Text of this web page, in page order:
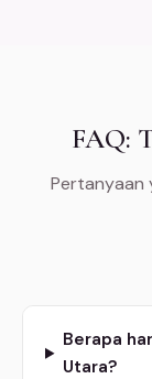
FAQ:
Pertanyaan
Berapa
Utara?